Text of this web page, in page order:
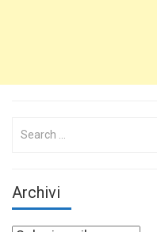
Search
Archivi